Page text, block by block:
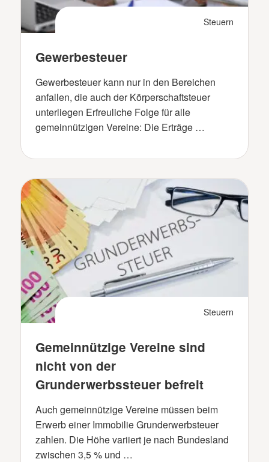
Steuern
Gewerbesteuer
Gewerbesteuer kann nur in den Bereichen
anfallen, die auch der Körperschaftsteuer
unterliegen Erfreuliche Folge für alle
gemeinnützigen Vereine: Die Erträge …
Steuern
Gemeinnützige Vereine sind
nicht von der
Grunderwerbssteuer befreit
Auch gemeinnützige Vereine müssen beim
Erwerb einer Immobilie Grunderwerbsteuer
zahlen. Die Höhe variiert je nach Bundesland
zwischen 3,5 % und …